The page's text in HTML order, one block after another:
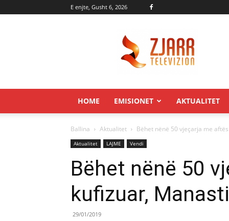
E enjte, Gusht 6, 2026
HOME EMISIONET AKTUALITET
Ballina Aktualitet Bëhet nënë 50 vjeçarja me
Aktualitet LAJME Vendi
Bëhet nënë 50
kufizuar,
29/01/2019